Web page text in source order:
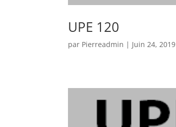
UPE 120
par Pierreadmin | Juin 24, 2019